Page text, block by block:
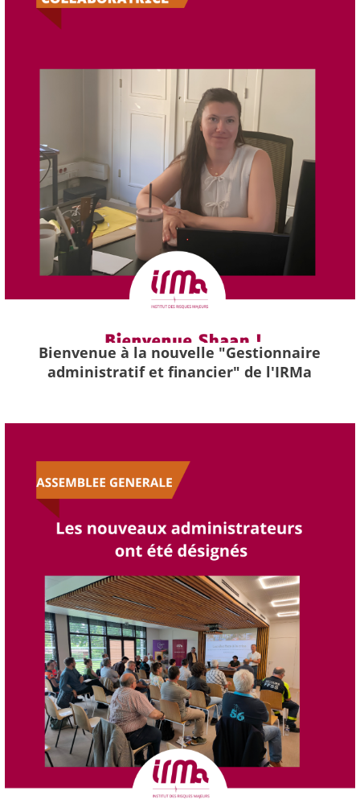
Bienvenue à la nouvelle "Gestionnaire
administratif et financier" de l'IRMa